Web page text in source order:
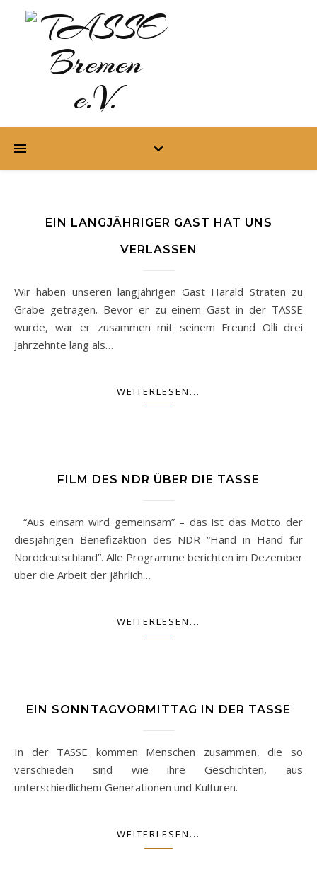
EIN LANGJÄHRIGER GAST HAT UNS
VERLASSEN
Wir haben unseren langjährigen Gast Harald Straten zu
Grabe getragen. Bevor er zu einem Gast in der TASSE
wurde, war er zusammen mit seinem Freund Olli drei
Jahrzehnte lang als…
WEITERLESEN...
FILM DES NDR ÜBER DIE TASSE
“Aus einsam wird gemeinsam” – das ist das Motto der
diesjährigen Benefizaktion des NDR “Hand in Hand für
Norddeutschland”. Alle Programme berichten im Dezember
über die Arbeit der jährlich…
WEITERLESEN...
EIN SONNTAGVORMITTAG IN DER TASSE
In der TASSE kommen Menschen zusammen, die so
verschieden sind wie ihre Geschichten, aus
unterschiedlichem Generationen und Kulturen.
WEITERLESEN...